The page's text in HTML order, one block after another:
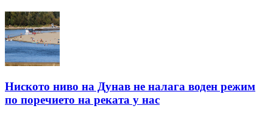
Ниското ниво на Дунав не налага воден режим
по поречието на реката у нас